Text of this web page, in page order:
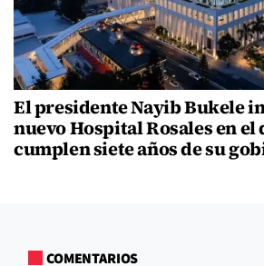
El presidente Nayib Bukele
nuevo Hospital Rosales en el
cumplen siete años de su
COMENTARIOS